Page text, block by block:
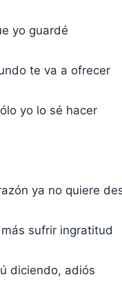
yo guardé
te va a ofrecer
yo lo sé hacer
ya no quiere
sufrir ingratitud
diciendo, adiós